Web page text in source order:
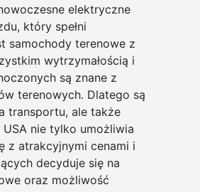
elektryczne
który spełni
samochody terenowe z
wytrzymałością i
są znane z
terenowych. Dlatego są
transportu, ale także
nie tylko umożliwia
z atrakcyjnymi cenami i
decyduje się na
oraz możliwość